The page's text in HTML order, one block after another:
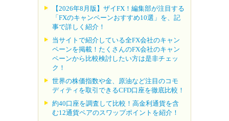
【2026年8月版】ザイFX！編集部が注目する
「FXのキャンペーンおすすめ10選」を、記
事で詳しく紹介！
当サイトで紹介している全FX会社のキャン
ペーンを掲載！たくさんのFX会社のキャン
ペーンから比較検討したい方は是非チェッ
ク！
世界の株価指数や金、原油など注目のコモ
ディティを取引できるCFD口座を徹底比較！
約40口座を調査して比較！高金利通貨を含
む12通貨ペアのスワップポイントを紹介！